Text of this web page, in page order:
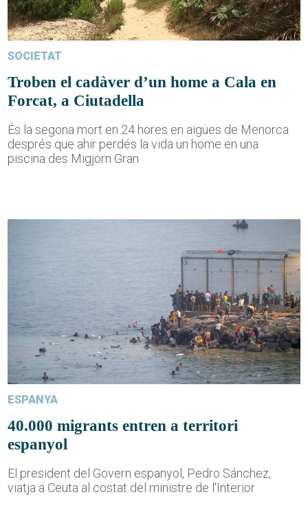
SOCIETAT
Troben el cadàver d’un home a Cala en
Forcat, a Ciutadella
És la segona mort en 24 hores en aigües de Menorca
després que ahir perdés la vida un home en una
piscina des Migjorn Gran
ESPANYA
40.000 migrants entren a territori
espanyol
El president del Govern espanyol, Pedro Sánchez,
viatja a Ceuta al costat del ministre de l'Interior